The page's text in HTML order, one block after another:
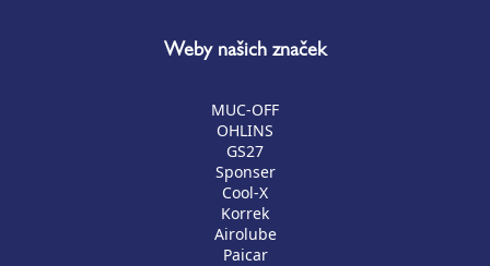
Weby našich značek
MUC-OFF
OHLINS
GS27
Sponser
Cool-X
Korrek
Airolube
Paicar